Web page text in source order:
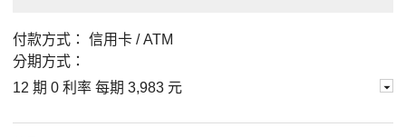
付款方式：
信用卡 / ATM
分期方式：
12 期 0 利率 每期 3,983 元